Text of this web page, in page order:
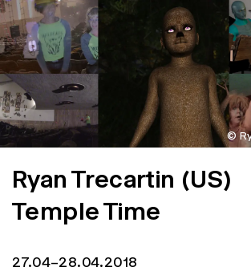
©
Ryan Trecartin (US)
Temple Time
27.04–28.04.2018